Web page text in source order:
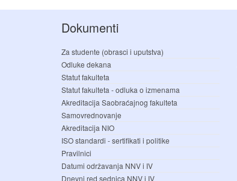
Dokumenti
Za studente (obrasci i uputstva)
Odluke dekana
Statut fakulteta
Statut fakulteta - odluka o izmenama
Akreditacija Saobraćajnog fakulteta
Samovrednovanje
Akreditacija NIO
ISO standardi - sertifikati i politike
Pravilnici
Datumi održavanja NNV i IV
Dnevni red sednica NNV i IV